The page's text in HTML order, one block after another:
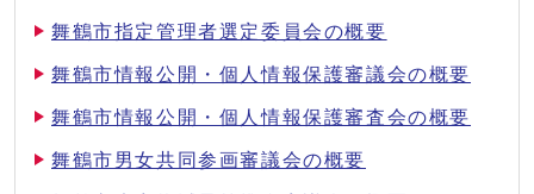
舞鶴市指定管理者選定委員会の概要
舞鶴市情報公開・個人情報保護審議会の概要
舞鶴市情報公開・個人情報保護審査会の概要
舞鶴市男女共同参画審議会の概要